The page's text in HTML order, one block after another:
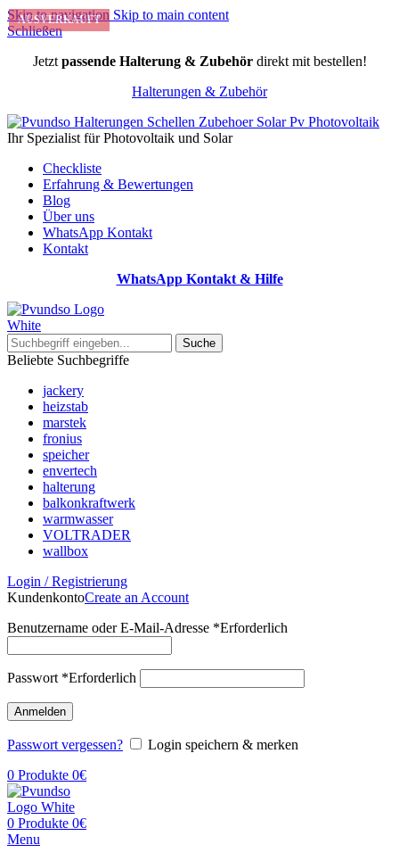
Skip to navigation Skip to main content
Schließen
Jetzt passende Halterung & Zubehördirekt mit bestellen!
Halterungen & Zubehör
Ihr Spezialist für Photovoltaik und Solar
Checkliste
Erfahrung & Bewertungen
Blog
Über uns
WhatsApp Kontakt
Kontakt
WhatsApp Kontakt & Hilfe
Suche
Beliebte Suchbegriffe
jackery
heizstab
marstek
fronius
speicher
envertech
halterung
balkonkraftwerk
warmwasser
VOLTRADER
wallbox
Login / Registrierung
KundenkontoCreate an Account
Benutzername oder E-Mail-Adresse *Erforderlich
Passwort *Erforderlich
Anmelden
Passwort vergessen?
Login speichern & merken
0 Produkte 0€
0 Produkte 0€
Menu
AUSVERKAUFT